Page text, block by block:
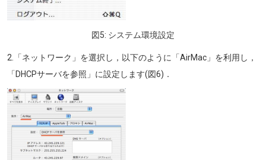
図5: システム環境設定
2.「ネットワーク」を選択し，以下のように「AirMac」を利用し，
「DHCPサーバを参照」に設定します(図6)．
画像